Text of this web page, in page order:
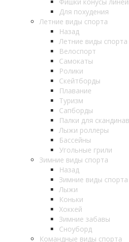
Для похудения
Летние виды спорта
Назад
Летние виды спорта
Велоспорт
Самокаты
Ролики
Скейтборды
Плавание
Туризм
Сапборды
Палки для
Лыжи роллеры
Бассейны
Угольные грили
Зимние виды спорта
Назад
Зимние виды спорта
Лыжи
Коньки
Хоккей
Зимние забавы
Сноуборд
Командные виды спорта